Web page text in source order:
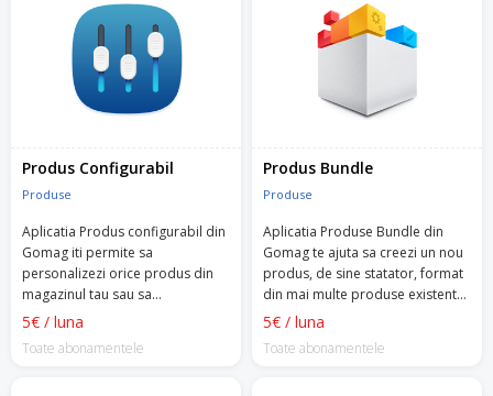
Produs Configurabil
Produse
Aplicatia Produs configurabil din
Gomag iti permite sa
personalizezi orice produs din
magazinul tau sau sa
personalizezi experienta
5€ / luna
Toate abonamentele
Produs Bundle
Produse
Aplicatia Produse Bundle din
Gomag te ajuta sa creezi un nou
produs, de sine statator, format
din mai multe produse existente
in magazinul tau.
5€ / luna
Toate abonamentele